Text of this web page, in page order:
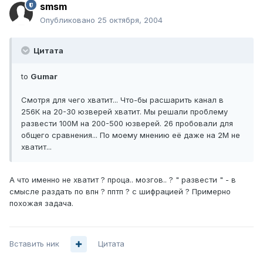
smsm
Опубликовано 25 октября, 2004
Цитата
to Gumar
Смотря для чего хватит... Что-бы расшарить канал в
256К на 20-30 юзверей хватит. Мы решали проблему
развести 100М на 200-500 юзверей. 26 пробовали для
общего сравнения... По моему мнению её даже на 2М не
хватит...
А что именно не хватит ? проца.. мозгов.. ? " развести " - в
смысле раздать по впн ? пптп ? с шифрацией ? Примерно
похожая задача.
Вставить ник Цитата